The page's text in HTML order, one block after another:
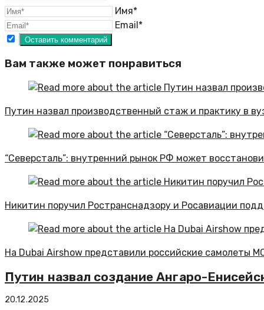
Имя*
Email*
Вам также может понравиться
Путин назвал производственный стаж и практику в
“Северсталь”: внутренний рынок РФ может
Никитин поручил Ространснадзору и Росавиации
На Dubai Airshow представили российские самолеты
Путин назвал создание Ангаро-
20.12.2025